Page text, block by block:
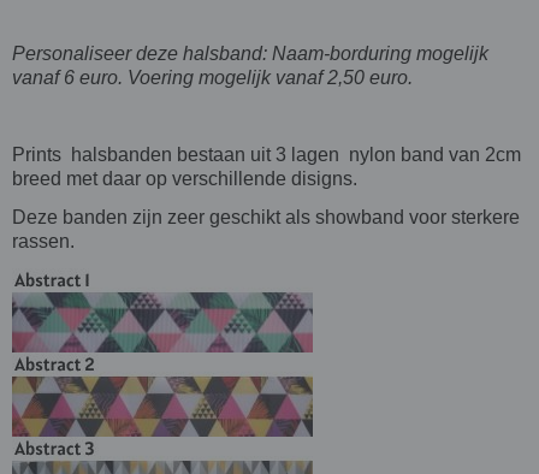
Personaliseer deze halsband: Naam-borduring mogelijk
vanaf 6 euro. Voering mogelijk vanaf 2,50 euro.
Prints halsbanden bestaan uit 3 lagen nylon band van 2cm
breed met daar op verschillende disigns.
Deze banden zijn zeer geschikt als showband voor sterkere
rassen.